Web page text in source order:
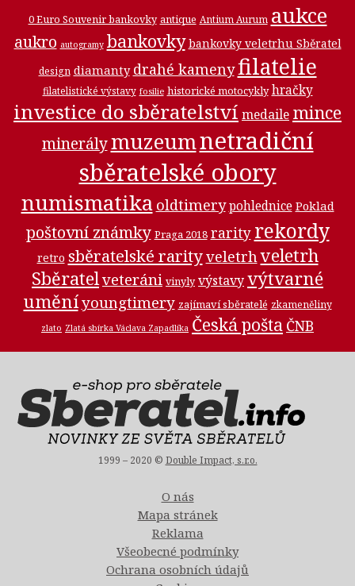
0 Euro Souvenir bankovky antique Antium Aurum aukce
aukro autogramy bankovky bankovky veletrhu Sběratel
design diamanty drahé kamenyfilatelie
filatelistické výstavy fosilie historické motocykly hračky
investice do sběratelství medaile mince
minerálymuzeumnetradiční
sběratelské obory
numismatika oldtimery pohlednice Poklad
poštovní známky Praga 2018 rarity rekordy
retro sběratelské rarityveletrhveletrh
Sběratelveteráni vinyly výstavyvýtvarné
uměníyoungtimery zajímaví sběratelé zkameněliny
zlato Zlatá sbírka Václava Zapadlíka Česká pošta ČNB
1999 – 2020 © Double Impact, s.r.o.
O nás
Mapa stránek
Reklama
Všeobecné podmínky
Ochrana osobních údajů